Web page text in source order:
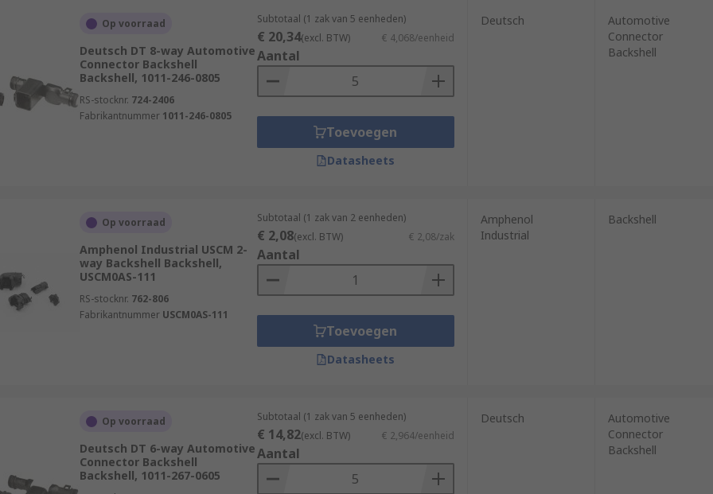
Op voorraad
Deutsch DT 8-way Automotive
Connector Backshell
Backshell, 1011-246-0805
RS-stocknr. 724-2406
Fabrikantnummer 1011-246-0805
Subtotaal (1 zak van 5 eenheden)
€ 20,34(excl. BTW) € 4,068/eenheid
Aantal
Toevoegen
Datasheets
Deutsch
Automotive
Connector
Backshell
Op voorraad
Amphenol Industrial USCM 2-
way Backshell Backshell,
USCM0AS-111
RS-stocknr. 762-806
Fabrikantnummer USCM0AS-111
Subtotaal (1 zak van 2 eenheden)
€ 2,08(excl. BTW) € 2,08/zak
Aantal
Toevoegen
Datasheets
Amphenol
Industrial
Backshell
Op voorraad
Deutsch DT 6-way Automotive
Connector Backshell
Backshell, 1011-267-0605
Subtotaal (1 zak van 5 eenheden)
€ 14,82(excl. BTW) € 2,964/eenheid
Aantal
Deutsch
Automotive
Connector
Backshell